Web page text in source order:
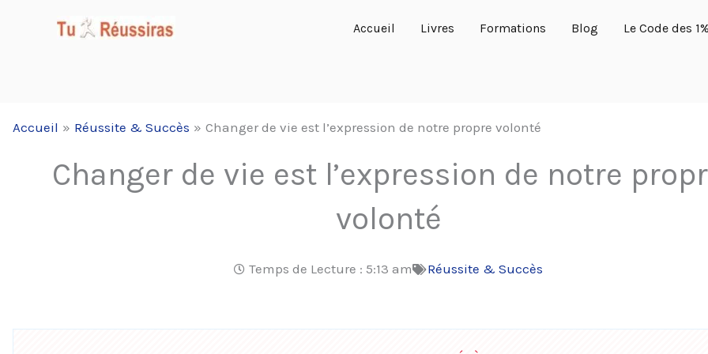
Accueil Livres Formations Blog Le Code des
Accueil Réussite & Succès Changer de vie est l’expression de notre propre volonté
Changer de vie est l’expression de notre
volonté
Temps de Lecture : 5:13 am Réussite & Succès